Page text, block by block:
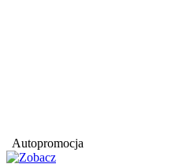
Autopromocja